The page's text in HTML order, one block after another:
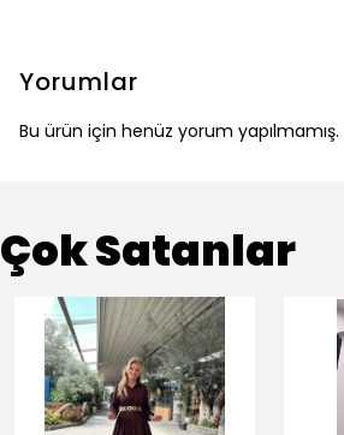
Yorumlar
Bu ürün için henüz yorum yapılmamış.
Çok Satanlar